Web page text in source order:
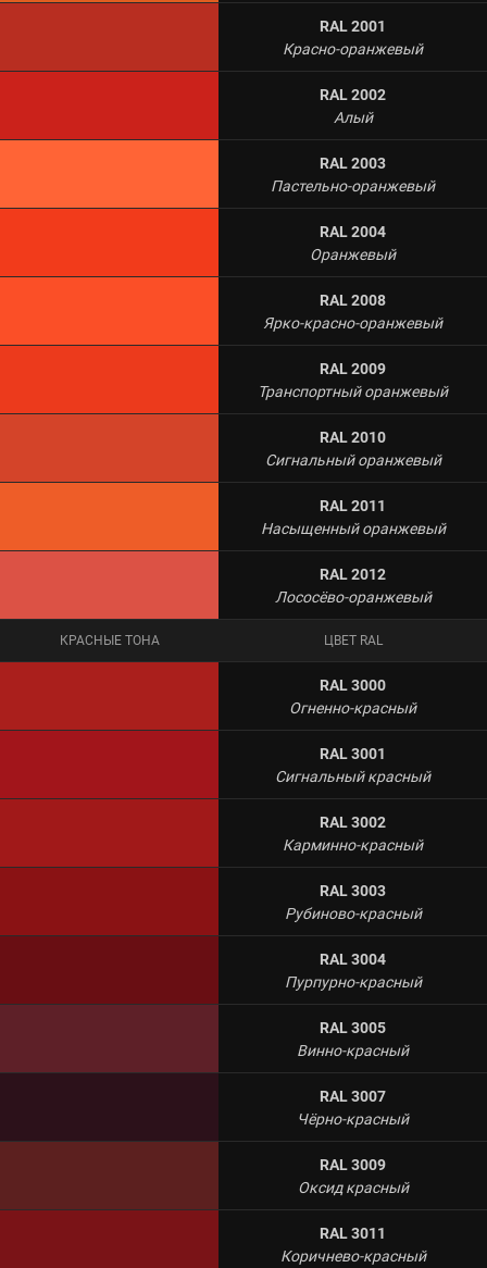
RAL 2001
Красно-оранжевый
RAL 2002
Алый
RAL 2003
Пастельно-оранжевый
RAL 2004
Оранжевый
RAL 2008
Ярко-красно-оранжевый
RAL 2009
Транспортный оранжевый
RAL 2010
Сигнальный оранжевый
RAL 2011
Насыщенный оранжевый
RAL 2012
Лососёво-оранжевый
КРАСНЫЕ ТОНА ЦВЕТ RAL
RAL 3000
Огненно-красный
RAL 3001
Сигнальный красный
RAL 3002
Карминно-красный
RAL 3003
Рубиново-красный
RAL 3004
Пурпурно-красный
RAL 3005
Винно-красный
RAL 3007
Чёрно-красный
RAL 3009
Оксид красный
RAL 3011
Коричнево-красный